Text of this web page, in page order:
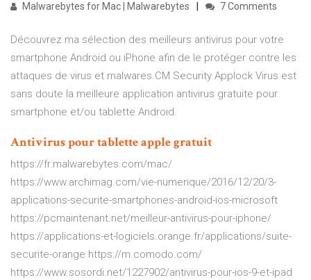
Malwarebytes for Mac | Malwarebytes 7 Comments
Découvrez ma sélection des meilleurs antivirus pour votre
smartphone Android ou iPhone afin de le protéger contre les
attaques de virus et malwares.CM Security Applock Virus est
sans doute la meilleure application antivirus gratuite pour
smartphone et/ou tablette Android.
Antiviruspourtabletteapplegratuit
https://fr.malwarebytes.com/mac/
https://www.archimag.com/vie-numerique/2016/12/20/3-
applications-securite-smartphones-android-ios-microsoft
https://pcmaintenant.net/meilleur-antivirus-pour-iphone/
https://applications-et-logiciels.orange.fr/applications/suite-
securite-orange https://m.comodo.com/
https://www.sosordi.net/1227902/antivirus-pour-ios-9-et-ipad